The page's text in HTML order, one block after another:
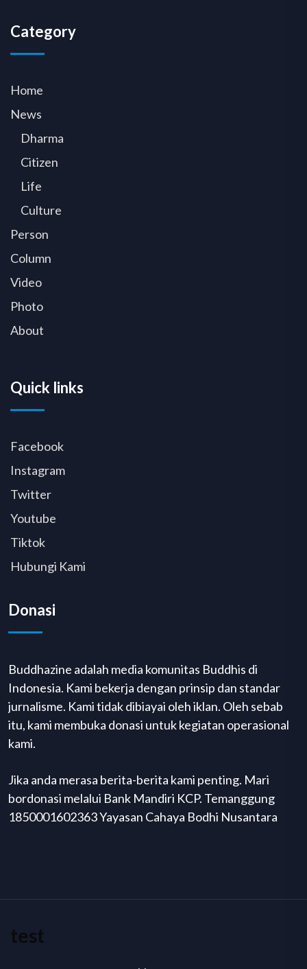
Category
Home
News
Dharma
Citizen
Life
Culture
Person
Column
Video
Photo
About
Quick links
Facebook
Instagram
Twitter
Youtube
Tiktok
Hubungi Kami
Donasi
Buddhazine adalah media komunitas Buddhis di
Indonesia. Kami bekerja dengan prinsip dan standar
jurnalisme. Kami tidak dibiayai oleh iklan. Oleh sebab
itu, kami membuka donasi untuk kegiatan operasional
kami.
Jika anda merasa berita-berita kami penting. Mari
bordonasi melalui Bank Mandiri KCP. Temanggung
1850001602363 Yayasan Cahaya Bodhi Nusantara
test